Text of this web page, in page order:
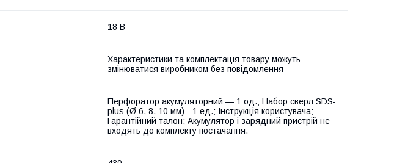
18 В
Характеристики та комплектація товару можуть
змінюватися виробником без повідомлення
Перфоратор акумуляторний — 1 од.; Набор сверл SDS-
plus (Ø 6, 8, 10 мм) - 1 ед.; Інструкція користувача;
Гарантійний талон; Акумулятор і зарядний пристрій не
входять до комплекту постачання.